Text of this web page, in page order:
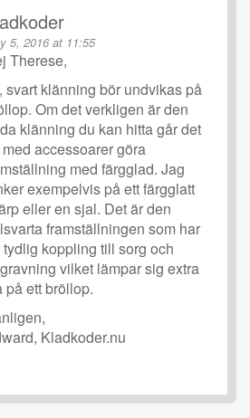
5, 2016 at 11:55
Therese,
svart klänning bör undvikas på
Om det verkligen är den
klänning du kan hitta går det
accessoarer göra
med färgglad. Jag
exempelvis på ett färgglatt
eller en sjal. Det är den
framställningen som har
tydlig koppling till sorg och
vilket lämpar sig extra
på ett bröllop.
Kladkoder.nu